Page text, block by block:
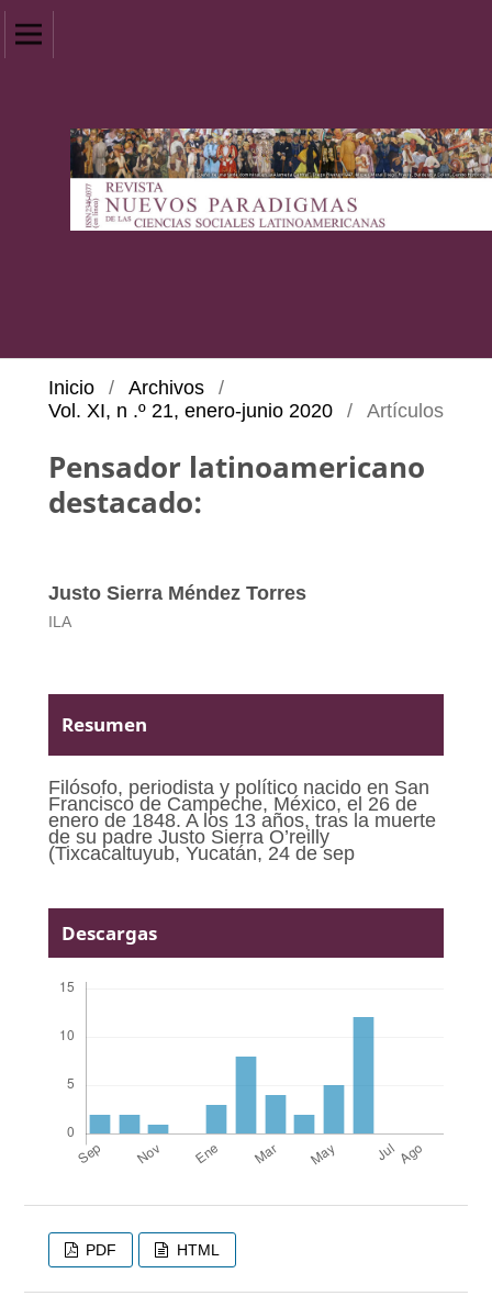
Inicio / Archivos
/
Vol. XI, n .º 21, enero-junio 2020
/ Artículos
Pensador latinoamericano
destacado:
Justo Sierra Méndez Torres
ILA
Resumen
Filósofo, periodista y político nacido en San
Francisco de Campeche, México, el 26 de
enero de 1848. A los 13 años, tras la muerte
de su padre Justo Sierra O’reilly
(Tixcacaltuyub, Yucatán, 24 de sep
Descargas
PDF HTML